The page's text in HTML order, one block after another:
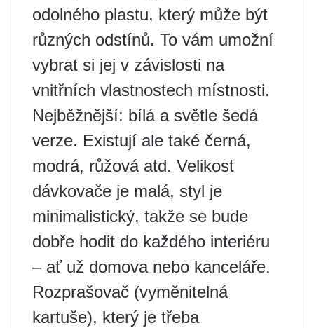
odolného plastu, který může být
různých odstínů. To vám umožní
vybrat si jej v závislosti na
vnitřních vlastnostech místnosti.
Nejběžnější: bílá a světle šedá
verze. Existují ale také černá,
modrá, růžová atd. Velikost
dávkovače je malá, styl je
minimalistický, takže se bude
dobře hodit do každého interiéru
– ať už domova nebo kanceláře.
Rozprašovač (vyměnitelná
kartuše), který je třeba